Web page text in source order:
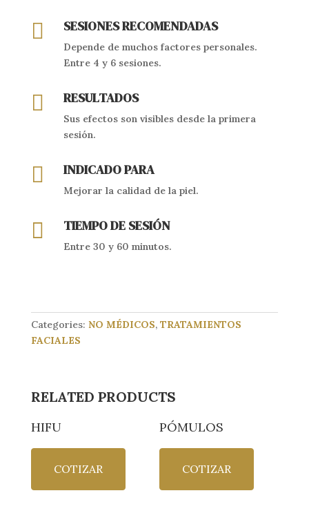
 SESIONES RECOMENDADAS
Depende de muchos factores personales.
Entre 4 y 6 sesiones.
 RESULTADOS
Sus efectos son visibles desde la primera
sesión.
 INDICADO PARA
Mejorar la calidad de la piel.
 TIEMPO DE SESIÓN
Entre 30 y 60 minutos.
Categories: NO MÉDICOS, TRATAMIENTOS
FACIALES
RELATED PRODUCTS
HIFU
COTIZAR
PÓMULOS
COTIZAR